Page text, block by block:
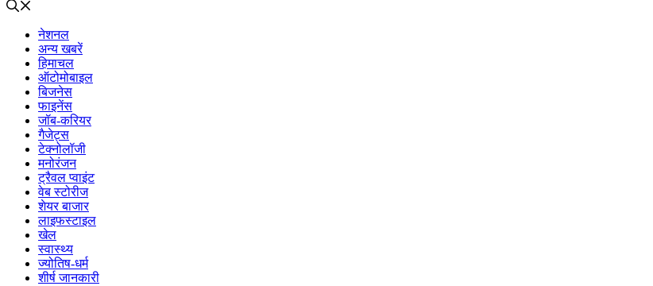
नेशनल
अन्य खबरें
हिमाचल
ऑटोमोबाइल
बिजनेस
फाइनेंस
जॉब-करियर
गैजेट्स
टेक्नोलॉजी
मनोरंजन
ट्रैवल प्वाइंट
वेब स्टोरीज
शेयर बाजार
लाइफस्टाइल
खेल
स्वास्थ्य
ज्योतिष-धर्म
शीर्ष जानकारी